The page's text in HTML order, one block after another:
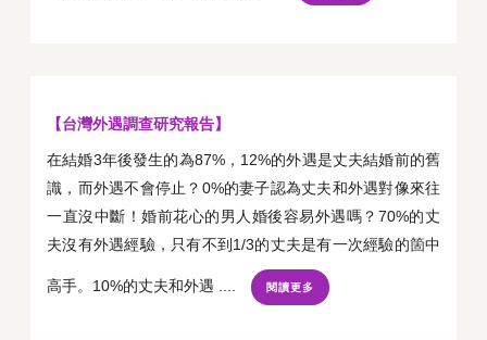
【台灣外遇調查研究報告】
在結婚3年後發生的為87%，12%的外遇是丈夫結婚前的舊
識，而外遇不會停止？0%的妻子認為丈夫和外遇對像來往
一直沒中斷！婚前花心的男人婚後容易外遇嗎？70%的丈
夫沒有外遇經驗，只有不到1/3的丈夫是有一次經驗的箇中
高手。10%的丈夫和外遇 .... 閱讀更多